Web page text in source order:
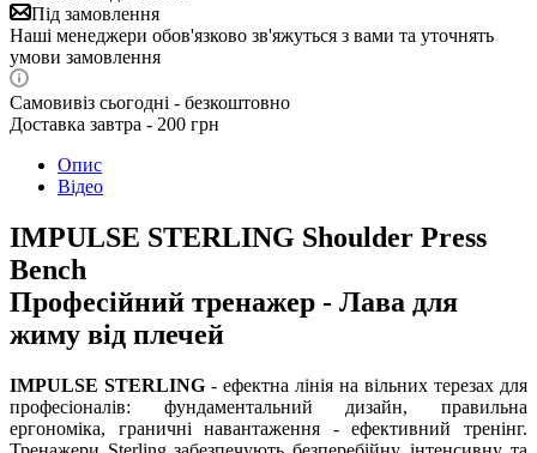
Під замовлення
Наші менеджери обов'язково зв'яжуться з вами та уточнять
умови замовлення
Самовивіз сьогодні - безкоштовно
Доставка завтра - 200 грн
Опис
Відео
IMPULSE STERLING Shoulder Press
Bench
Професійний тренажер - Лава для
жиму від плечей
IMPULSE STERLING - ефектна лінія на вільних терезах для
професіоналів: фундаментальний дизайн, правильна
ергономіка, граничні навантаження - ефективний тренінг.